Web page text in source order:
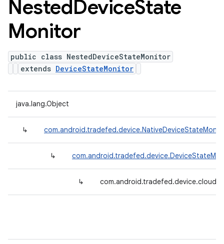
NestedDeviceState
Monitor
public class NestedDeviceStateMonitor
extends DeviceStateMonitor
java.lang.Object
↳
↳
↳